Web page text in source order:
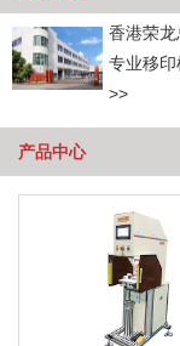
香港荣
专业移
>>
产品中心